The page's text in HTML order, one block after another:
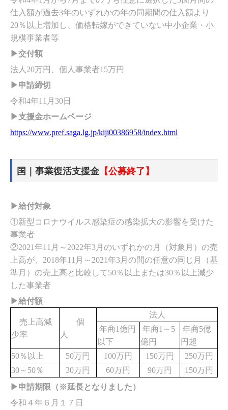
仕入額が過去3年のいずれかの年の同期間の仕入額より
20％以上増加し、価格転嫁ができていない中小企業・小
規模事業者等
▶交付額
法人20万円、個人事業者15万円
▶申請締切
令和4年11月30日
▶支援金ホームページ
https://www.pref.saga.lg.jp/kiji00386958/index.html
国｜事業復活支援金 【公募終了】
▶給付対象
①新型コロナウイルス感染症の感染拡大の影響を受けた
事業者
②2021年11月～2022年3月のいずれかの月（対象月）の売
上高が、2018年11月～2021年3月の間の任意の同じ月（基
準月）の売上高と比較して50％以上または30％以上減少
した事業者
▶給付額
売上高減
少率
個
人
法人
年商1億円
以下
年商1～5
億円
年商5億
円超
50％以上
50万円 100万円 150万円
250万円
30～50％
30万円 60万円 90万円
150万円
▶申請期限（※延長となりました）
令和４年６月１７日